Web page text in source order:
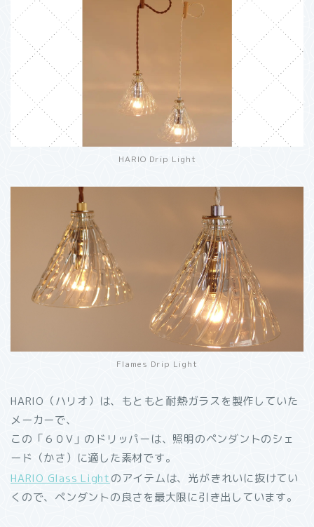
HARIO Drip Light
Flames Drip Light
HARIO（ハリオ）は、もともと耐熱ガラスを製作していた
メーカーで、
この「６０V」のドリッパーは、照明のペンダントのシェ
ード（かさ）に適した素材です。
HARIO Glass Lightのアイテムは、光がきれいに抜けてい
くので、ペンダントの良さを最大限に引き出しています。